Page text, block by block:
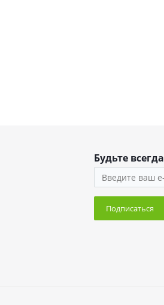
Будьте
Подписаться